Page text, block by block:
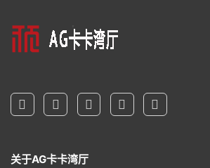
关于AG卡卡湾厅